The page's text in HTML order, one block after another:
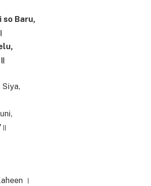
so Baru,
Siya,
।